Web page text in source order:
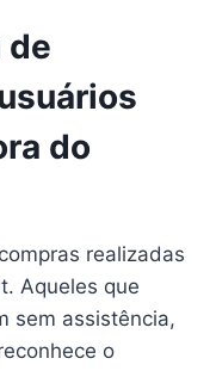
de
do
realizadas
Aqueles que
sem assistência,
o